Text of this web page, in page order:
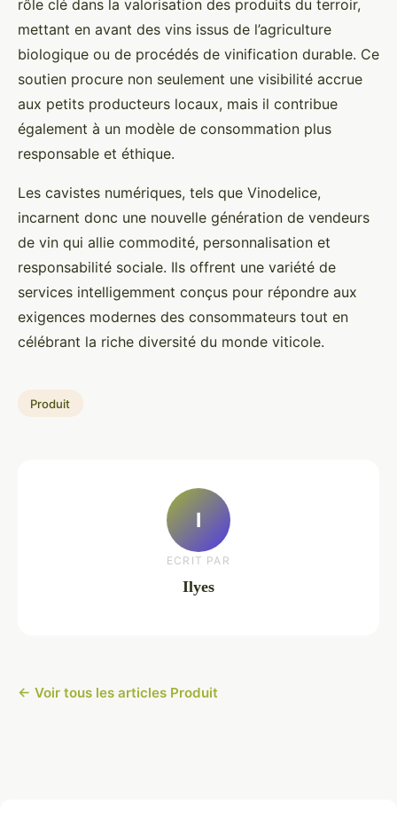
rôle clé dans la valorisation des produits du terroir,
mettant en avant des vins issus de l’agriculture
biologique ou de procédés de vinification durable. Ce
soutien procure non seulement une visibilité accrue
aux petits producteurs locaux, mais il contribue
également à un modèle de consommation plus
responsable et éthique.
Les cavistes numériques, tels que Vinodelice,
incarnent donc une nouvelle génération de vendeurs
de vin qui allie commodité, personnalisation et
responsabilité sociale. Ils offrent une variété de
services intelligemment conçus pour répondre aux
exigences modernes des consommateurs tout en
célébrant la riche diversité du monde viticole.
Produit
I
ECRIT PAR
Ilyes
← Voir tous les articles Produit